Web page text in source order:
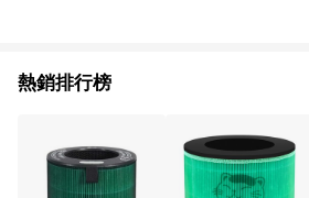
熱銷排行榜